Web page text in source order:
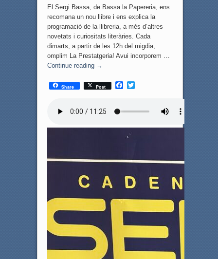
El Sergi Bassa, de Bassa la Papereria, ens
recomana un nou llibre i ens explica la
programació de la llibreria, a més d’altres
novetats i curiositats literàries. Cada
dimarts, a partir de les 12h del migdia,
omplim La Prestatgeria! Avui incorporem …
Continue reading →
Share Post
F
k
T